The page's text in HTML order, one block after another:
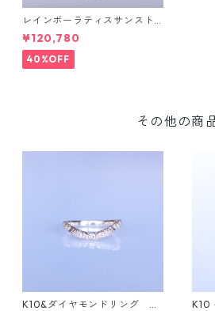
レインボーラティスサンスト
ーン＆ダイヤK10リング FATA
(ファタ）[F019]
¥120,780
40%OFF
その他の商
K10&ダイヤモンドリング G
K10